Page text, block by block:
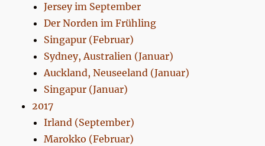
Jersey im September
Der Norden im Frühling
Singapur (Februar)
Sydney, Australien (Januar)
Auckland, Neuseeland (Januar)
Singapur (Januar)
2017
Irland (September)
Marokko (Februar)